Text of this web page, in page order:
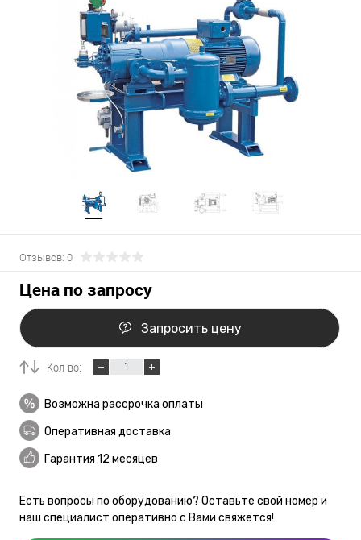
Отзывов: 0
Цена по запросу
Запросить цену
Кол-во:
Возможна рассрочка оплаты
Оперативная доставка
Гарантия 12 месяцев
Есть вопросы по оборудованию? Оставьте свой номер и
наш специалист оперативно с Вами свяжется!